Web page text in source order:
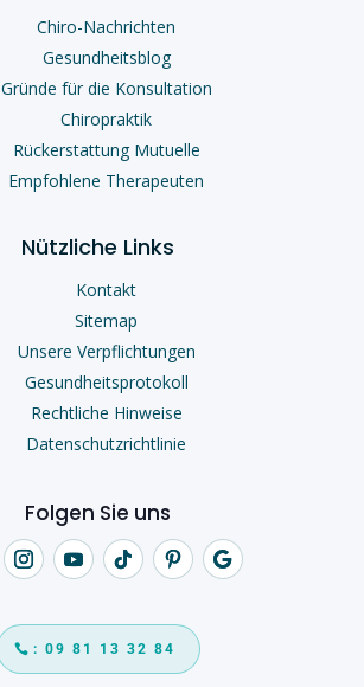
Chiro-Nachrichten
Gesundheitsblog
Gründe für die Konsultation
Chiropraktik
Rückerstattung Mutuelle
Empfohlene Therapeuten
Nützliche Links
Kontakt
Sitemap
Unsere Verpflichtungen
Gesundheitsprotokoll
Rechtliche Hinweise
Datenschutzrichtlinie
Folgen Sie uns
: 09 81 13 32 84